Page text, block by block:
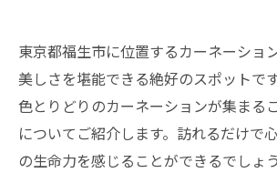
東京都福生市に位置するカーネーショ
美しさを堪能できる絶好のスポットで
色とりどりのカーネーションが集まる
についてご紹介します。訪れるだけで
の生命力を感じることができるでしょ